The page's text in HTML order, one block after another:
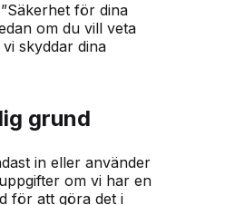
för dina
om du vill veta
skyddar dina
grund
in eller använder
om vi har en
för att göra det i